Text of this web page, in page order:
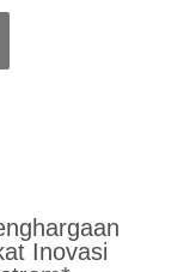
Inovasi